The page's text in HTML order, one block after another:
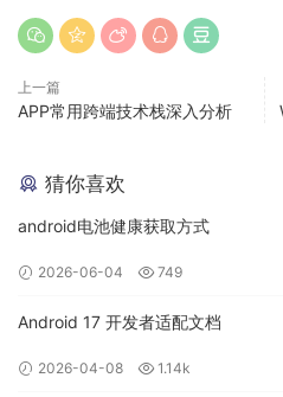
设计方案中可以通过类似下面的流
上一篇
APP常用跨端技术栈深入分析
猜你喜欢
android电池健康获取方式
2026-06-04 749
Android 17 开发者适配文档
2026-04-08 1.14k